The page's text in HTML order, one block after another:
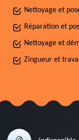
Nettoyage et
Réparation et
Nettoyage et
Zingueur et